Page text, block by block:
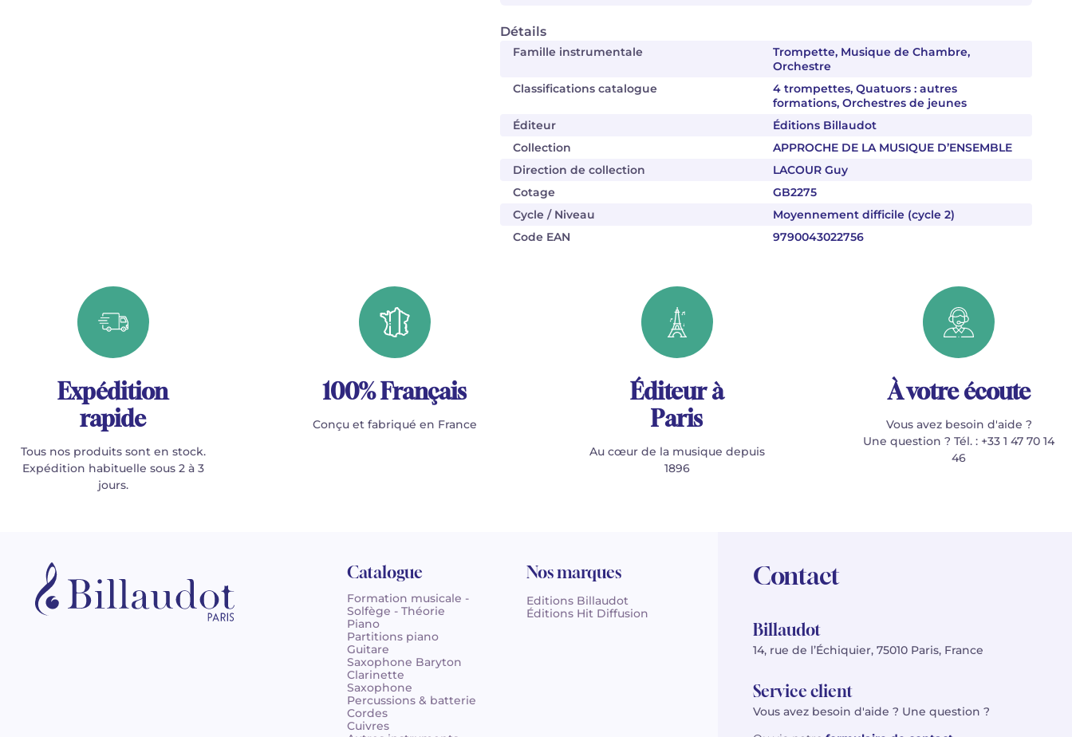
Détails
Famille instrumentale
Trompette, Musique de Chambre,
Orchestre
Classifications catalogue
4 trompettes, Quatuors : autres
formations, Orchestres de jeunes
Éditeur
Éditions Billaudot
Collection
APPROCHE DE LA MUSIQUE D’ENSEMBLE
Direction de collection
LACOUR Guy
Cotage
GB2275
Cycle / Niveau
Moyennement difficile (cycle 2)
Code EAN
9790043022756
Expédition
rapide
Tous nos produits sont en stock.
Expédition habituelle sous 2 à 3
jours.
100% Français
Conçu et fabriqué en France
Éditeur à
Paris
Au cœur de la musique depuis
1896
À votre écoute
Vous avez besoin d'aide ?
Une question ? Tél. : +33 1 47 70 14
46
Catalogue
Formation musicale -
Solfège - Théorie
Piano
Partitions piano
Guitare
Saxophone Baryton
Clarinette
Saxophone
Percussions & batterie
Cordes
Cuivres
Nos marques
Editions Billaudot
Éditions Hit Diffusion
Contact
Billaudot
14, rue de l’Échiquier, 75010 Paris, France
Service client
Vous avez besoin d'aide ? Une question ?